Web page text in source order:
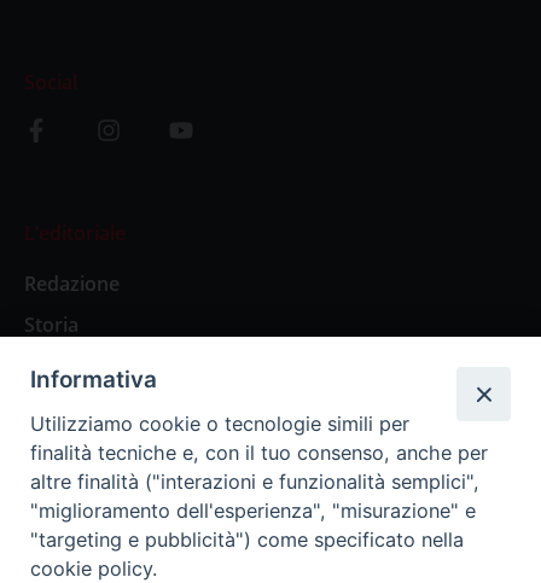
Social
L’editoriale
Redazione
Storia
Abbonamenti
Abbonamento Annuale Digitale
Abbonamento Annuale Cartaceo
Abbonamento Singola Copia Digitale
Informativa
Utilizziamo cookie o tecnologie simili per
finalità tecniche e, con il tuo consenso, anche per
altre finalità ("interazioni e funzionalità semplici",
"miglioramento dell'esperienza", "misurazione" e
"targeting e pubblicità") come specificato nella
cookie policy.